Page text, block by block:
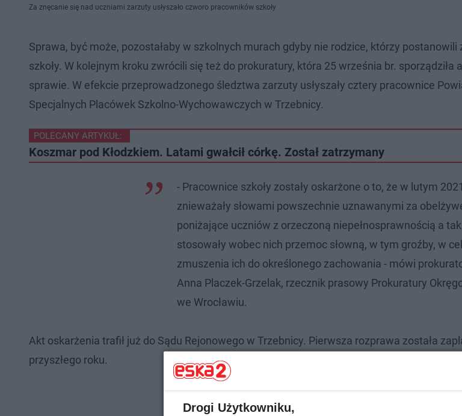
Za znęcanie się nad uczniami zarzuty usłyszało czworo pracowników szkoły
Sprawa, być może, pozostałaby w szkolnych murach gdyby nie rodzice, którzy
szkoły. W kolejnym kroku zwrócili się też do prokuratury, która 25 września br. sporządziła
sprawie. W efekcie przeprowadzonego śledztwa zarzuty usłyszały cztery pracownice
Specjalnych Placówek Szkolno-Wychowawczych w Trzebnicy.
POLECANY ARTYKUŁ:
Koszmar pod Kłodzkiem. Latami gwałcił córkę. Został zatrzymany
- Pracownice szkoły zostały oskarżone o to, że w lutym
znieważały słowami powszechnie uznawanymi za
poniżające uczniów z orzeczoną niepełnosprawnością a
stosowały wobec nich przemoc słowną, w tym groźby, w
zmuszenia ich do określonego zachowania - mówi
Anna Placzek-Grzelak, rzecznik prasowy Prokuratury
we Wrocławiu.
Akt oskarżenia trafił już do Sądu Rejonowego w Trzebnicy. Pierwsza rozprawa została
przyszłego roku.
Drogi Użytkowniku,